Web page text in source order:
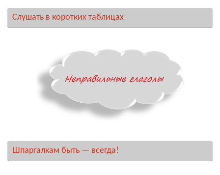
Слушать в коротких таблицах
Шпаргалкам быть — всегда!